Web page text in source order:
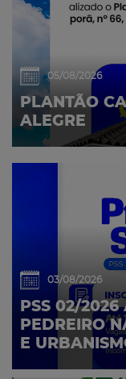
05/08/2026
PLANTÃO
ALEGRE
03/08/2026
PSS 02/2026
PEDREIRO
E